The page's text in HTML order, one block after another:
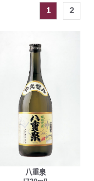
1 2
八重泉